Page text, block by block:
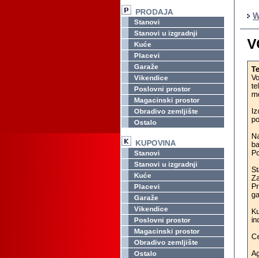
PRODAJA
Stanovi
Stanovi u izgradnji
Kuće
Placevi
Garaže
Vikendice
Poslovni prostor
Magacinski prostor
Obradivo zemljište
Ostalo
KUPOVINA
Stanovi
Stanovi u izgradnji
Kuće
Placevi
Garaže
Vikendice
Poslovni prostor
Magacinski prostor
Obradivo zemljište
Ostalo